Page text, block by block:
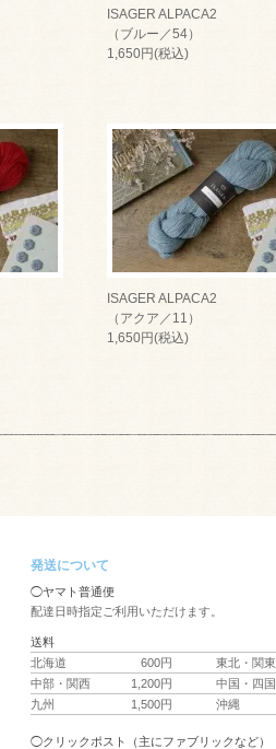
ISAGER ALPACA2
（ブルー／54）
1,650円(税込)
ISAGER ALPACA2
（アクア／11）
1,650円(税込)
発送について
◯ヤマト普通便
配達日時指定ご利用いただけます。
送料
北海道
600円 東北・関東
中部・関西
1,200円 中国・四国
九州
1,500円 沖縄
◯クリックポスト（主にファブリックなど）